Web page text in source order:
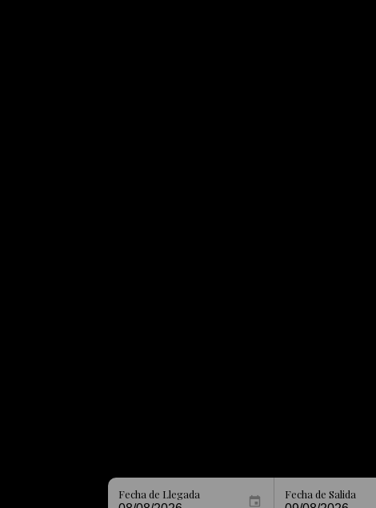
Fecha de Llegada Fecha de Salida